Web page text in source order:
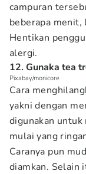
campuran
beberapa menit,
Hentikan
alergi.
12. Gunaka tea
Pixabay/monicore
Cara
yakni dengan
digunakan
mulai yang
Caranya pun
diamkan. Selain